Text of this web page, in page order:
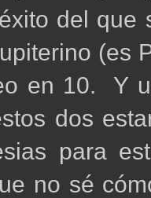
del
(es
en 10. Y
dos
para
no sé